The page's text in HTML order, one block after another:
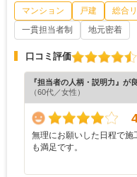
マンション 戸建 総合
一貫担当者制
地元密着
口コミ評価
『担当者の人柄・説明力』が
（60代／女性）
無理にお願いした日程で施
も満足です。